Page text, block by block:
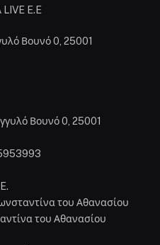
LIVE E.E
Βουνό 0, 25001
Βουνό 0, 25001
του Αθανασίου
του Αθανασίου